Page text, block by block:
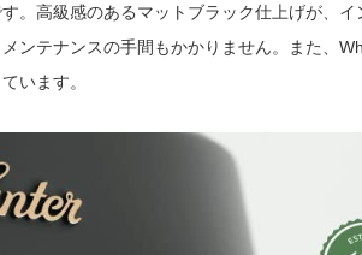
。高級感のあるマットブラック仕上げが、
ンテナンスの手間もかかりません。また、
います。